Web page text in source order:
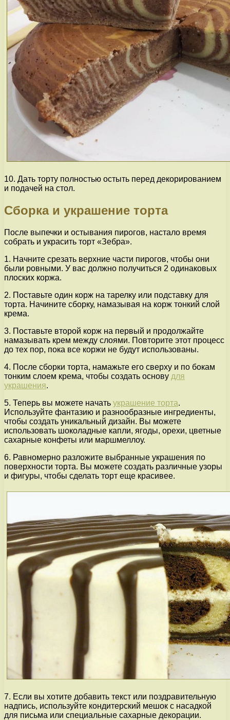
10. Дать торту полностью остыть перед декорированием
и подачей на стол.
Сборка и украшение торта
После выпечки и остывания пирогов, настало время
собрать и украсить торт «Зебра».
1. Начните срезать верхние части пирогов, чтобы они
были ровными. У вас должно получиться 2 одинаковых
плоских коржа.
2. Поставьте один корж на тарелку или подставку для
торта. Начините сборку, намазывая на корж тонкий слой
крема.
3. Поставьте второй корж на первый и продолжайте
намазывать крем между слоями. Повторите этот процесс
до тех пор, пока все коржи не будут использованы.
4. После сборки торта, намажьте его сверху и по бокам
тонким слоем крема, чтобы создать основу для
украшения.
5. Теперь вы можете начать украшение торта.
Используйте фантазию и разнообразные ингредиенты,
чтобы создать уникальный дизайн. Вы можете
использовать шоколадные капли, ягоды, орехи, цветные
сахарные конфеты или маршмеллоу.
6. Равномерно разложите выбранные украшения по
поверхности торта. Вы можете создать различные узоры
и фигуры, чтобы сделать торт еще красивее.
7. Если вы хотите добавить текст или поздравительную
надпись, используйте кондитерский мешок с насадкой
для письма или специальные сахарные декорации.